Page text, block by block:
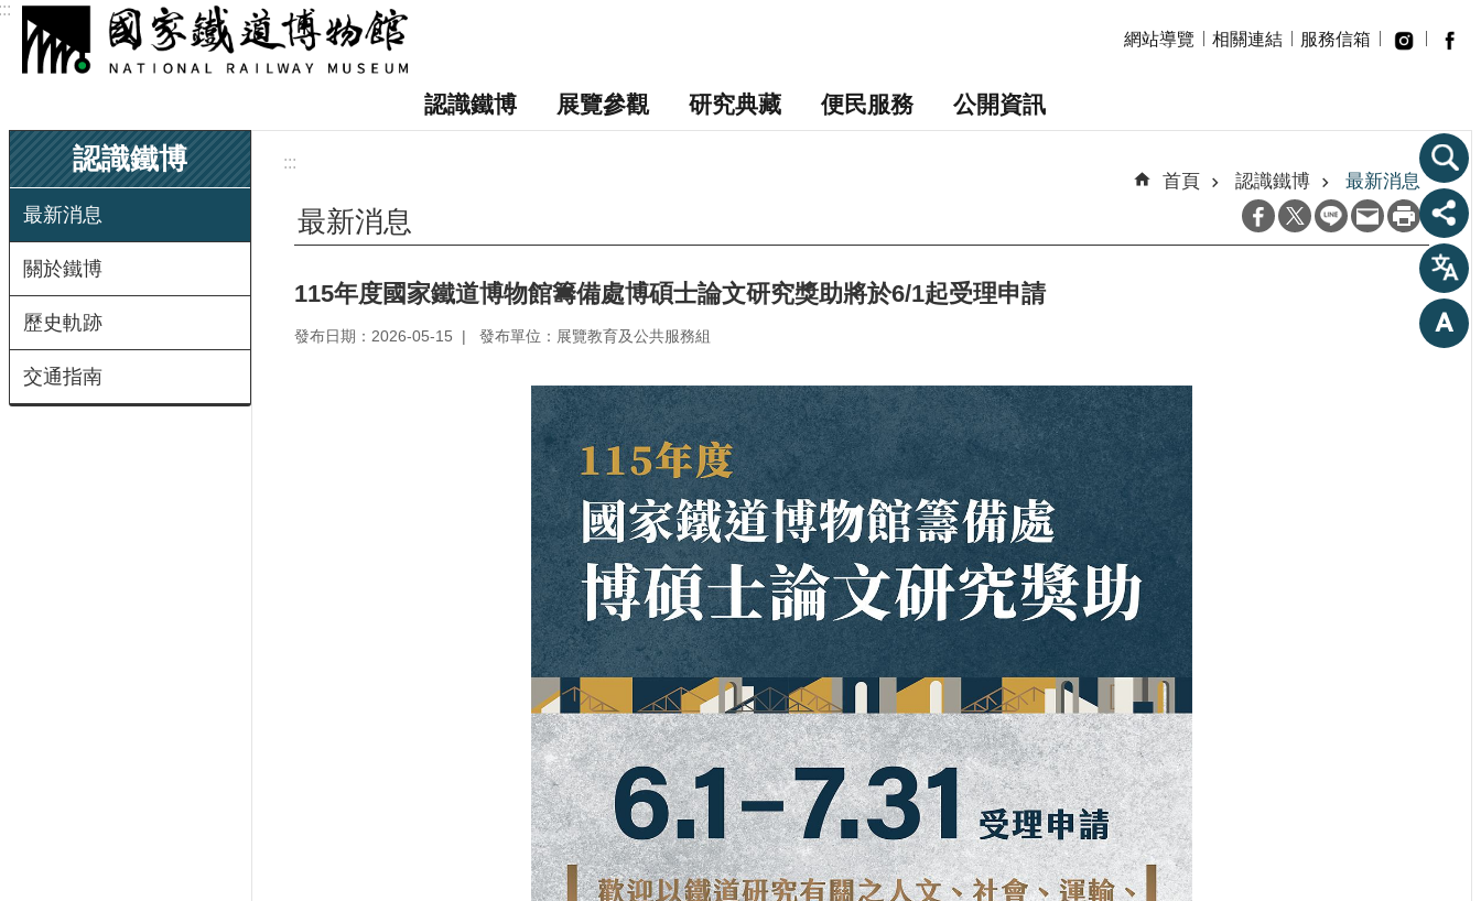
跳到主要內容區塊
網站導覽
相關連結 服務信箱
認識鐵博 展覽參觀 研究典藏 便民服務 公開資訊
認識鐵博
最新消息
關於鐵博
歷史軌跡
交通指南
:::
首頁 認識鐵博 最新消息
最新消息
115年度國家鐵道博物館籌備處博碩士論文研究獎助將於6/1起受理申請
發布日期：2026-05-15 發布單位：展覽教育及公共服務組